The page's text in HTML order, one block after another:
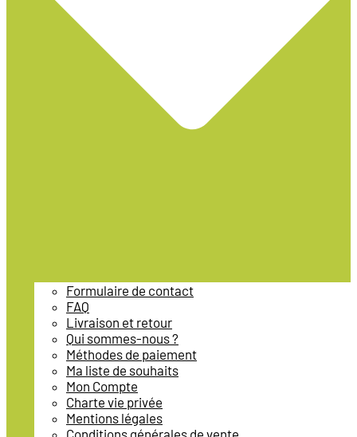
Formulaire de contact
FAQ
Livraison et retour
Qui sommes-nous ?
Méthodes de paiement
Ma liste de souhaits
Mon Compte
Charte vie privée
Mentions légales